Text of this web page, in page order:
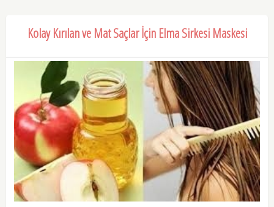
Kolay Kırılan ve Mat Saçlar İçin Elma Sirkesi Maskesi